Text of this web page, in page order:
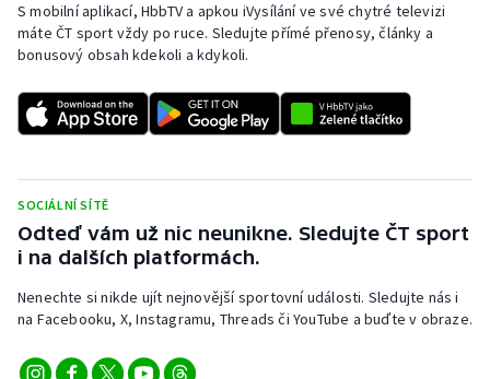
Short track
Stolní tenis
Triatlon
Veslování
Vodní slalom
S mobilní aplikací, HbbTV a apkou iVysílání ve své chytré televizi
máte ČT sport vždy po ruce. Sledujte přímé přenosy, články a
bonusový obsah kdekoli a kdykoli.
SOCIÁLNÍ SÍTĚ
Odteď vám už nic neunikne. Sledujte ČT sport
i na dalších platformách.
Nenechte si nikde ujít nejnovější sportovní události. Sledujte nás i
na Facebooku, X, Instagramu, Threads či YouTube a buďte v obraze.